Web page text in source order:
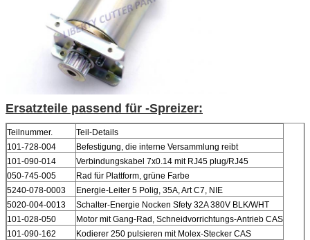
Ersatzteile passend für -Spreizer:
Teilnummer.
Teil-Details
101-728-004
Befestigung, die interne Versammlung reibt
101-090-014
Verbindungskabel 7x0.14 mit RJ45 plug/RJ45
050-745-005
Rad für Plattform, grüne Farbe
5240-078-0003
Energie-Leiter 5 Polig, 35A, Art C7, NIE
5020-004-0013
Schalter-Energie Nocken Sfety 32A 380V BLK/WHT
101-028-050
Motor mit Gang-Rad, Schneidvorrichtungs-Antrieb CAS
101-090-162
Kodierer 250 pulsieren mit Molex-Stecker CAS